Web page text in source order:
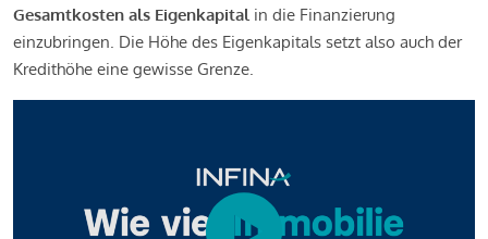
Gesamtkosten als Eigenkapital in die Finanzierung
einzubringen. Die Höhe des Eigenkapitals setzt also auch der
Kredithöhe eine gewisse Grenze.